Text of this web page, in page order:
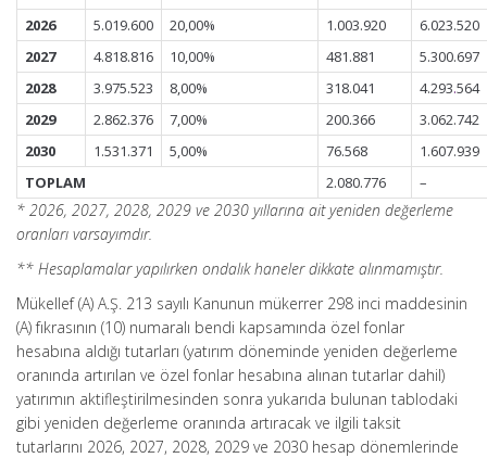
2026 5.019.600 20,00% 1.003.920
6.023.520
2027
4.818.816 10,00% 481.881
5.300.697
2028
3.975.523 8,00% 318.041 4.293.564
2029
2.862.376 7,00% 200.366
3.062.742
2030
1.531.371 5,00% 76.568
1.607.939
TOPLAM
2.080.776 –
* 2026, 2027, 2028, 2029 ve 2030 yıllarına ait yeniden değerleme
oranları varsayımdır.
** Hesaplamalar yapılırken ondalık haneler dikkate alınmamıştır.
Mükellef (A) A.Ş. 213 sayılı Kanunun mükerrer 298 inci maddesinin
(A) fıkrasının (10) numaralı bendi kapsamında özel fonlar
hesabına aldığı tutarları (yatırım döneminde yeniden değerleme
oranında artırılan ve özel fonlar hesabına alınan tutarlar dahil)
yatırımın aktifleştirilmesinden sonra yukarıda bulunan tablodaki
gibi yeniden değerleme oranında artıracak ve ilgili taksit
tutarlarını 2026, 2027, 2028, 2029 ve 2030 hesap dönemlerinde